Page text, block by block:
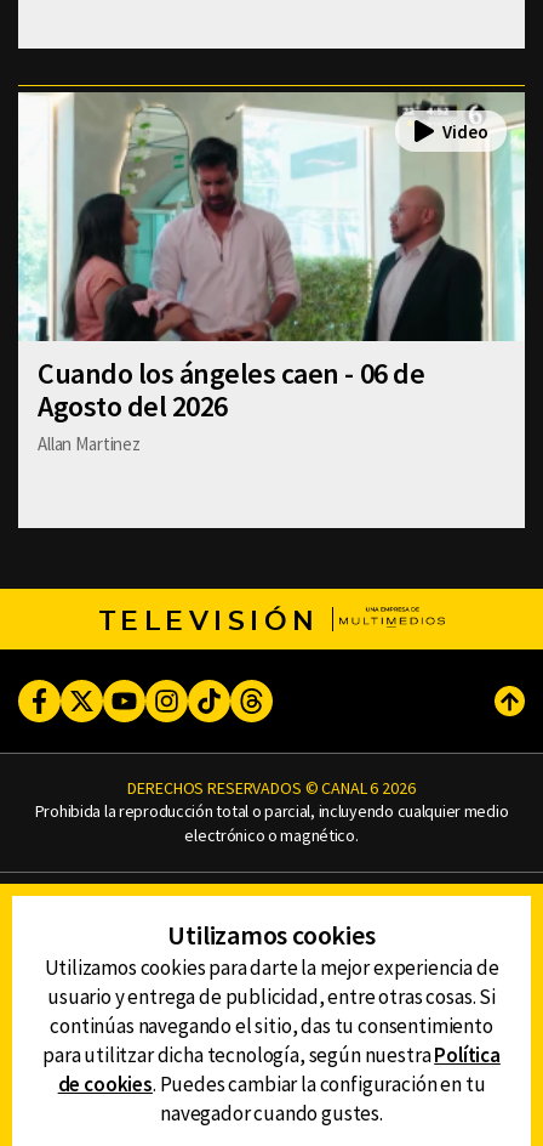
Cuando los ángeles caen - 06 de
Agosto del 2026
Allan Martinez
TELEVISIÓN
FacebookTwitterYoutubeInstagram
TikTokThreads
DERECHOS RESERVADOS © CANAL 6 2026
Prohibida la reproducción total o parcial, incluyendo cualquier medio
electrónico o magnético.
AVISO DE PRIVACIDAD
AVISO LEGAL
DEFENSORÍA DE LAS AUDIENCIAS
DESCARGA LA APP DE CANAL 6
Utilizamos cookies
Utilizamos cookies para darte la mejor experiencia de
usuario y entrega de publicidad, entre otras cosas. Si
continúas navegando el sitio, das tu consentimiento
para utilitzar dicha tecnología, según nuestraPolítica
de cookies. Puedes cambiar la configuración en tu
navegador cuando gustes.